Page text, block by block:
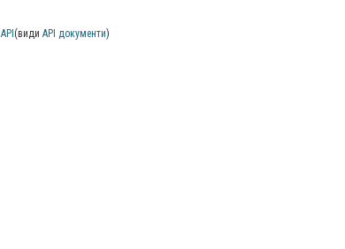
API (види API документи)